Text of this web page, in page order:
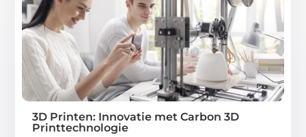
3D Printen: Innovatie met Carbon 3D
Printtechnologie